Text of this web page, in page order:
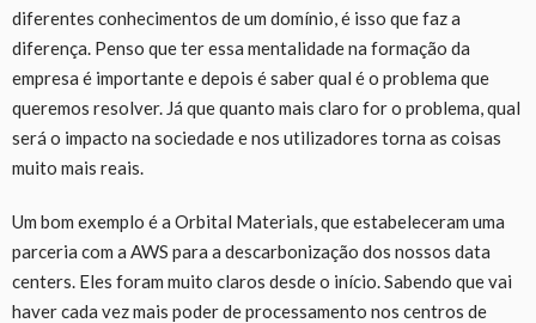
diferentes conhecimentos de um domínio, é isso que faz a
diferença. Penso que ter essa mentalidade na formação da
empresa é importante e depois é saber qual é o problema que
queremos resolver. Já que quanto mais claro for o problema, qual
será o impacto na sociedade e nos utilizadores torna as coisas
muito mais reais.
Um bom exemplo é a Orbital Materials, que estabeleceram uma
parceria com a AWS para a descarbonização dos nossos data
centers. Eles foram muito claros desde o início. Sabendo que vai
haver cada vez mais poder de processamento nos centros de